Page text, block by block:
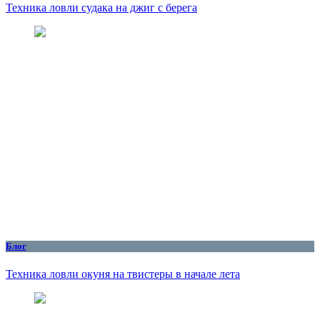
Техника ловли судака на джиг с берега
Блог
Техника ловли окуня на твистеры в начале лета